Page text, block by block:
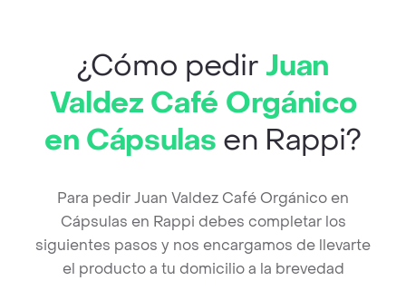
¿Cómo pedir Juan
Valdez Café Orgánico
en Cápsulas en Rappi?
Para pedir Juan Valdez Café Orgánico en
Cápsulas en Rappi debes completar los
siguientes pasos y nos encargamos de llevarte
el producto a tu domicilio a la brevedad